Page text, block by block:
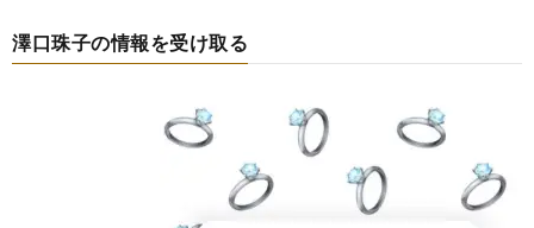
澤口珠子の情報を受け取る